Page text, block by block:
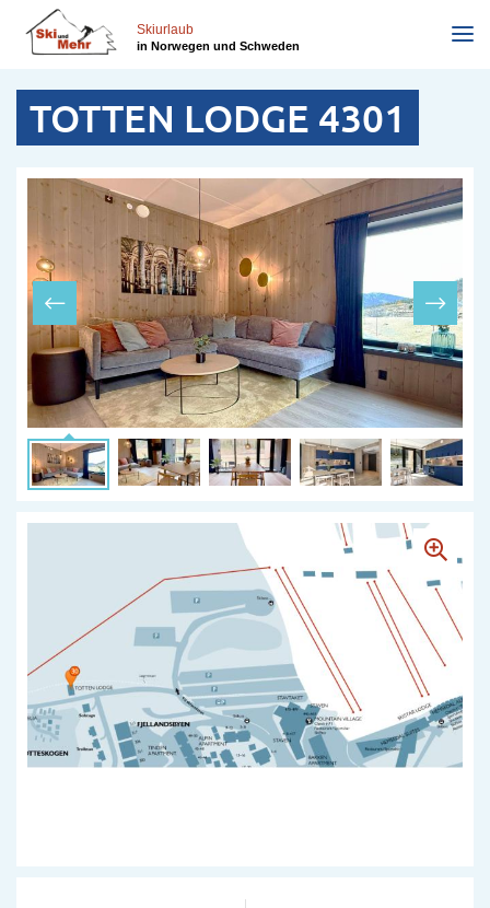
main
Skiurlaub
in Norwegen und Schweden
TOTTEN LODGE 4301